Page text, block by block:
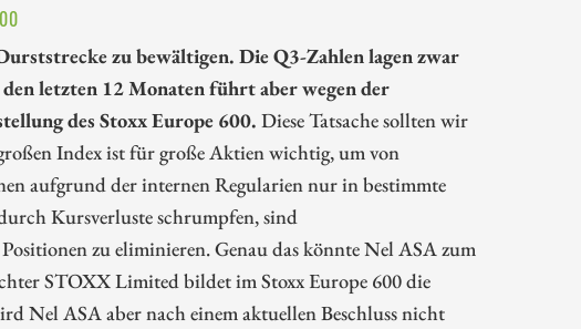
zu bewältigen. Die Q3-Zahlen lagen zwar
letzten 12 Monaten führt aber wegen der
des Stoxx Europe 600. Diese Tatsache sollten wir
Index ist für große Aktien wichtig, um von
aufgrund der internen Regularien nur in bestimmte
Kursverluste schrumpfen, sind
zu eliminieren. Genau das könnte Nel ASA zum
STOXX Limited bildet im Stoxx Europe 600 die
Nel ASA aber nach einem aktuellen Beschluss nicht